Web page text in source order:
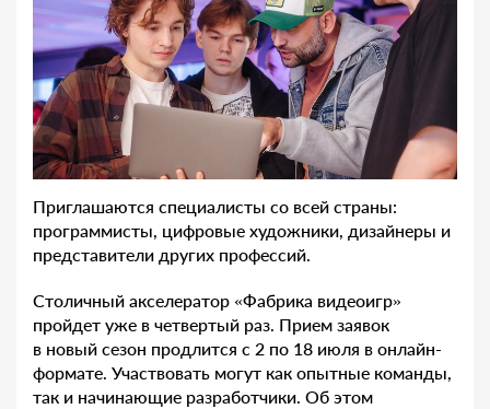
Приглашаются специалисты со всей страны:
программисты, цифровые художники, дизайнеры и
представители других профессий.
Столичный акселератор «Фабрика видеоигр»
пройдет уже в четвертый раз. Прием заявок
в новый сезон продлится с 2 по 18 июля в онлайн-
формате. Участвовать могут как опытные команды,
так и начинающие разработчики. Об этом